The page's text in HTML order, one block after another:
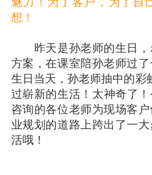
想！
昨天是孙老师的生日，
方案，在课室陪孙老师过
生日当天，孙老师抽中的彩
过崭新的生活！太神奇了
咨询的各位老师为现场客
业规划的道路上跨出了一
活哦！